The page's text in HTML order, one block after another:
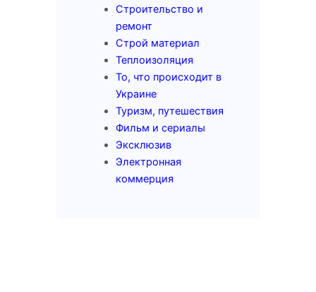
Строительство и
ремонт
Строй материал
Теплоизоляция
То, что происходит в
Украине
Туризм, путешествия
Фильм и сериалы
Эксклюзив
Электронная
коммерция